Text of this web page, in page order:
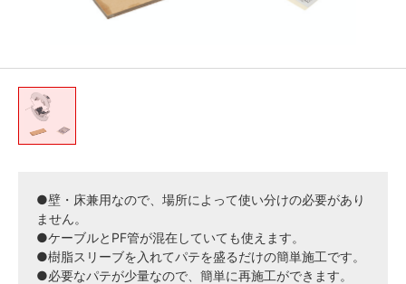
●壁・床兼用なので、場所によって使い分けの必要があり
ません。
●ケーブルとPF管が混在していても使えます。
●樹脂スリーブを入れてパテを盛るだけの簡単施工です。
●必要なパテが少量なので、簡単に再施工ができます。